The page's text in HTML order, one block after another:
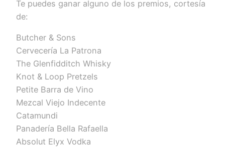
Te puedes ganar alguno de los premios, cortesía
de:
Butcher & Sons
Cervecería La Patrona
The Glenfidditch Whisky
Knot & Loop Pretzels
Petite Barra de Vino
Mezcal Viejo Indecente
Catamundi
Panadería Bella Rafaella
Absolut Elyx Vodka